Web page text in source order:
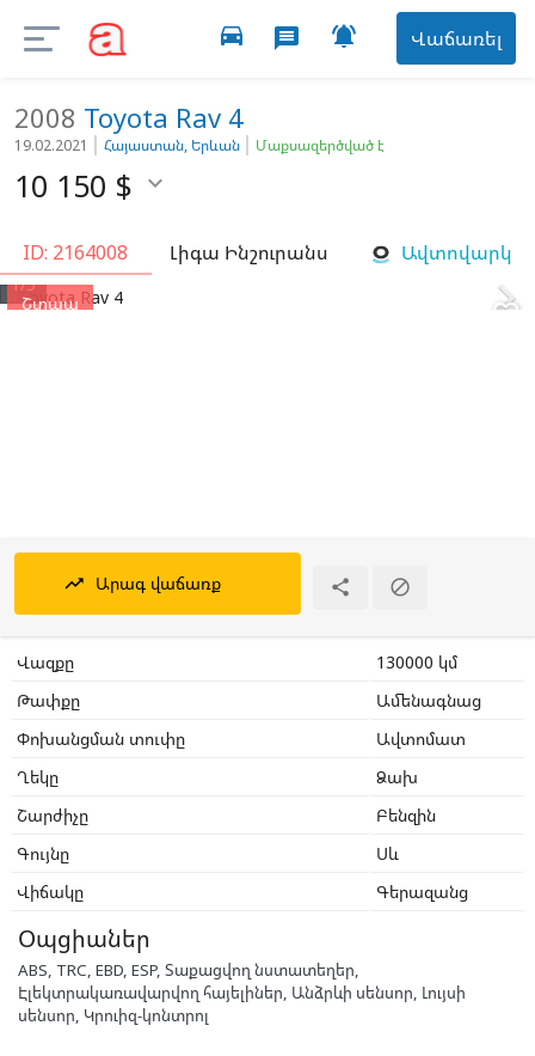
Վաճառել

message
directions_car
2008 Toyota Rav 4
19.02.2021 Հայաստան, Երևան Մաքսազերծված է
10 150 $ 
ID: 2164008 Լիգա Ինշուրանս Ավտովարկ
1/5
favorite_border
Շտապ
 
trending_up Արագ վաճառք  
Վազքը
130000 կմ
Թափքը
Ամենագնաց
Փոխանցման տուփը
Ավտոմատ
Ղեկը
Ձախ
Շարժիչը
Բենզին
Գույնը
Սև
Վիճակը
Գերազանց
Օպցիաներ
ABS, TRC, EBD, ESP, Տաքացվող նստատեղեր,
Էլեկտրակառավարվող հայելիներ, Անձրևի սենսոր, Լույսի
սենսոր, Կրուիզ-կոնտրոլ